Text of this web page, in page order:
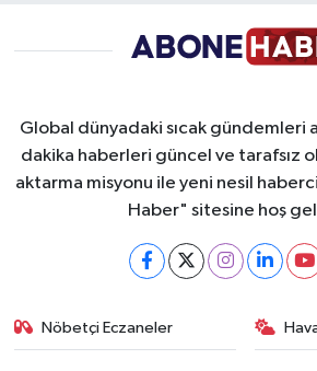
Global dünyadaki sıcak gündemleri
dakika haberleri güncel ve tarafsız
aktarma misyonu ile yeni nesil
Haber" sitesine hoş
Nöbetçi Eczaneler